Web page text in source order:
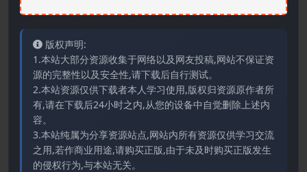
版权声明:
1.本站大部分资源收集于网络以及网友投稿,网站不保证资
源的完整性以及安全性,请下载后自行测试。
2.本站资源仅供下载者本人学习使用,版权归资源原作者所
有,请在下载后24小时之内,从您的设备中自觉删除上述内
容。
3.本站纯属为分享资源站点,网站内所有资源仅供学习交流
之用,若作商业用途,请购买正版,由于未及时购买正版发生
的侵权行为,与本站无关。